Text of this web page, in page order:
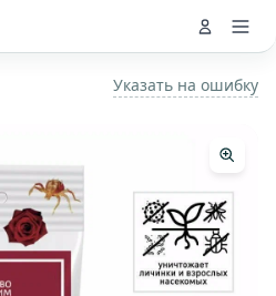
Указать на ошибку